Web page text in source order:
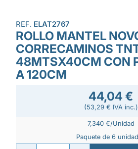
REF. ELAT2767
ROLLO MANTEL
CORRECAMINOS
48MTSX40CM CON
A 120CM
44,04 €
(53,29 € IVA inc.)
7,340 €/Unidad
Paquete de 6